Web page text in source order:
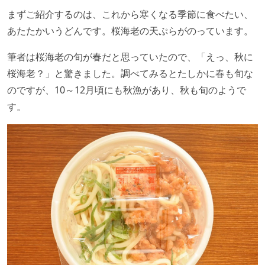
まずご紹介するのは、これから寒くなる季節に食べたい、
あたたかいうどんです。桜海老の天ぷらがのっています。
筆者は桜海老の旬が春だと思っていたので、「えっ、秋に
桜海老？」と驚きました。調べてみるとたしかに春も旬な
のですが、10～12月頃にも秋漁があり、秋も旬のようで
す。